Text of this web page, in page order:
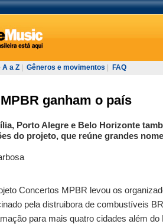
a Z Gêneros e movimentos FAQ
ganham o país
Porto Alegre e Belo Horizonte
do projeto, que reúne grandes
Concertos MPBR levou os
pela distruibora de combustíveis
para mais quatro cidades além do